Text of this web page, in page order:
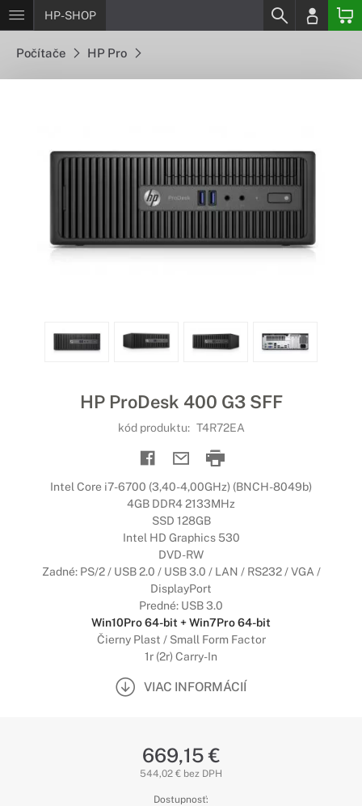
HP-SHOP
Počítače HP Pro
HP ProDesk 400 G3 SFF
kód produktu: T4R72EA
Intel Core i7-6700 (3,40-4,00GHz) (BNCH-8049b)
4GB DDR4 2133MHz
SSD 128GB
Intel HD Graphics 530
DVD-RW
Zadné: PS/2 / USB 2.0 / USB 3.0 / LAN / RS232 / VGA /
DisplayPort
Predné: USB 3.0
Win10Pro 64-bit + Win7Pro 64-bit
Čierny Plast / Small Form Factor
1r (2r) Carry-In
VIAC INFORMÁCIÍ
669,15 €
544,02 € bez DPH
Dostupnosť: